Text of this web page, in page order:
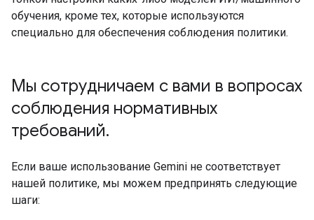
обучения, кроме тех, которые используются
специально для обеспечения соблюдения политики.
Мы сотрудничаем с вами в вопросах
соблюдения нормативных
требований.
Если ваше использование Gemini не соответствует
нашей политике, мы можем предпринять следующие
шаги: